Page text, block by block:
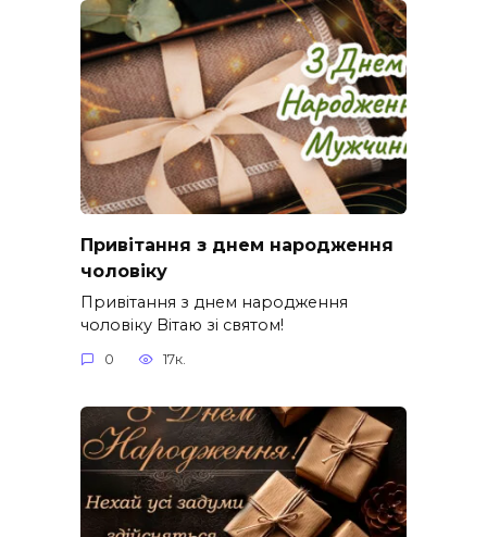
Привітання з днем народження
чоловіку
Привітання з днем народження
чоловіку Вітаю зі святом!
0 17к.